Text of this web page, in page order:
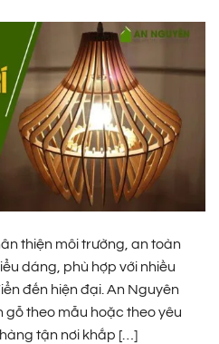
thiện môi trường, an toàn
dáng, phù hợp với nhiều
đến hiện đại. An Nguyên
theo mẫu hoặc theo yêu
tận nơi khắp […]